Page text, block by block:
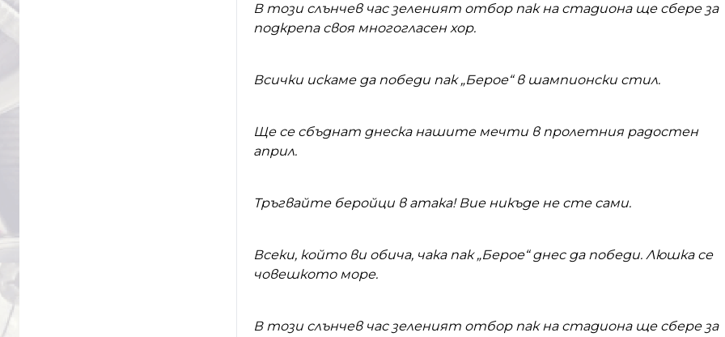
В този слънчев час зеленият отбор пак на стадиона ще сбере за
подкрепа своя многогласен хор.
Всички искаме да победи пак „Берое“ в шампионски стил.
Ще се сбъднат днеска нашите мечти в пролетния радостен
април.
Тръгвайте беройци в атака! Вие никъде не сте сами.
Всеки, който ви обича, чака пак „Берое“ днес да победи. Люшка се
човешкото море.
В този слънчев час зеленият отбор пак на стадиона ще сбере за